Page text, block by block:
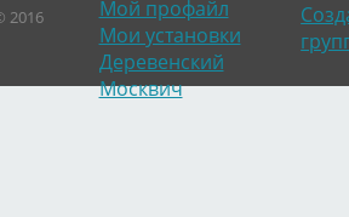
2016
Мой профайл
Мои установки
Деревенский
Москвич